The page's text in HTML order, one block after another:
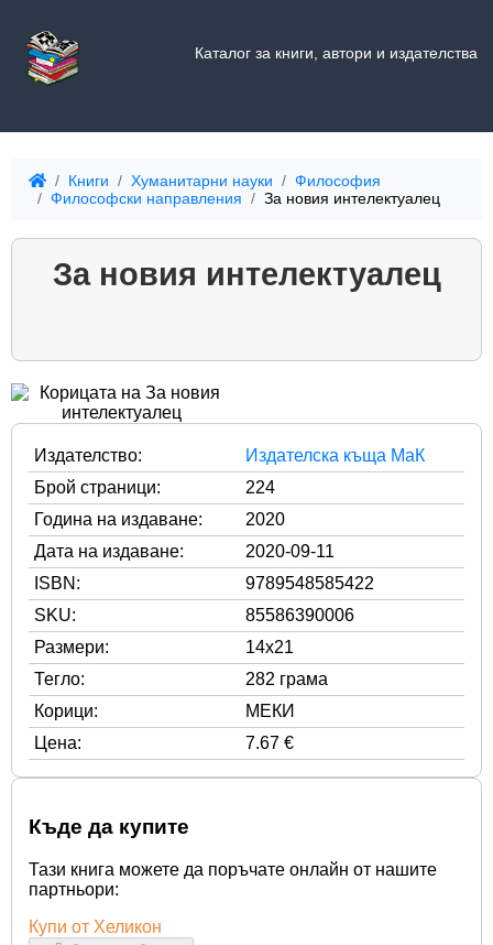
Каталог за книги, автори и издателства
Книги Хуманитарни науки
Философия
Философски направления
За новия интелектуалец
За новия интелектуалец
Издателство:
Издателска къща МаК
Брой страници:
224
Година на издаване:
2020
Дата на издаване:
2020-09-11
ISBN:
9789548585422
SKU:
85586390006
Размери:
14x21
Тегло:
282 грама
Корици:
МЕКИ
Цена:
7.67 €
Къде да купите
Тази книга можете да поръчате онлайн от нашите
партньори:
Купи от Хеликон